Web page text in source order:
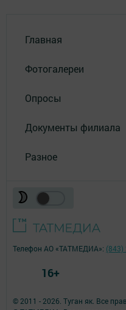
Главная
Фотогалереи
Опросы
Документы филиала
Разное
© 2011 - 2026. Туган як. Все
Телефон АО «ТАТМЕДИА»: (843)
16+